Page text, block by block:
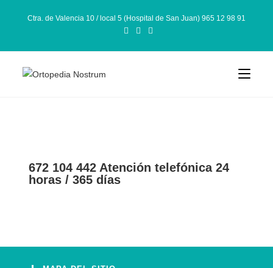
Ctra. de Valencia 10 / local 5 (Hospital de San Juan) 965 12 98 91
672 104 442 Atención telefónica 24
horas / 365 días